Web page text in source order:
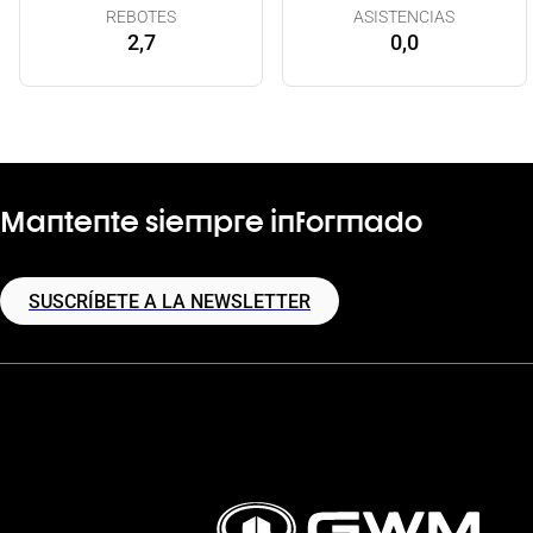
REBOTES
2,7
ASISTENCIAS
0,0
Mantente siempre informado
SUSCRÍBETE A LA NEWSLETTER